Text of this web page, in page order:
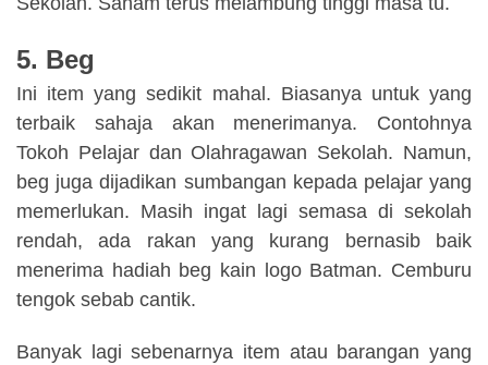
5. Beg
Ini item yang sedikit mahal. Biasanya untuk yang
terbaik sahaja akan menerimanya. Contohnya
Tokoh Pelajar dan Olahragawan Sekolah. Namun,
beg juga dijadikan sumbangan kepada pelajar yang
memerlukan. Masih ingat lagi semasa di sekolah
rendah, ada rakan yang kurang bernasib baik
menerima hadiah beg kain logo Batman. Cemburu
tengok sebab cantik.
Banyak lagi sebenarnya item atau barangan yang